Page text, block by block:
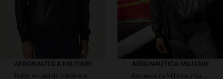
AERONAUTICA MILITARE
Teddy en piel de cordero negra y brillante. Corte regular y versátil.
AERONAUTICA MILITARE
Aeronautica Militare y su blusón teddy en piel de cordero negra.